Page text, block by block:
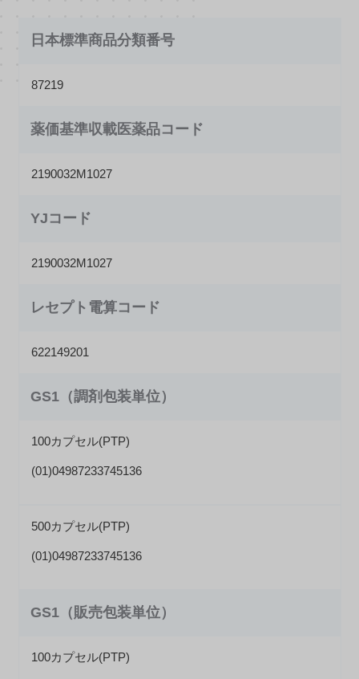
日本標準商品分類番号
87219
薬価基準収載医薬品コード
2190032M1027
YJコード
2190032M1027
レセプト電算コード
622149201
GS1（調剤包装単位）
100カプセル(PTP)
(01)04987233745136
500カプセル(PTP)
(01)04987233745136
GS1（販売包装単位）
100カプセル(PTP)